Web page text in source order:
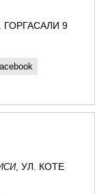
ГОРГАСАЛИ 9
, УЛ. КОТЕ